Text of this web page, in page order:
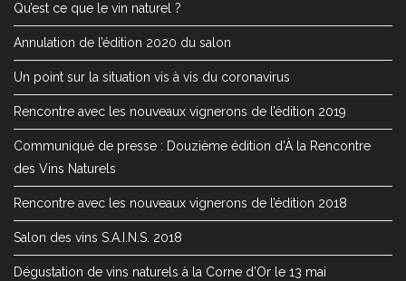
Qu’est ce que le vin naturel ?
Annulation de l’édition 2020 du salon
Un point sur la situation vis à vis du coronavirus
Rencontre avec les nouveaux vignerons de l’édition 2019
Communiqué de presse : Douzième édition d’À la Rencontre
des Vins Naturels
Rencontre avec les nouveaux vignerons de l’édition 2018
Salon des vins S.A.I.N.S. 2018
Dégustation de vins naturels à la Corne d’Or le 13 mai